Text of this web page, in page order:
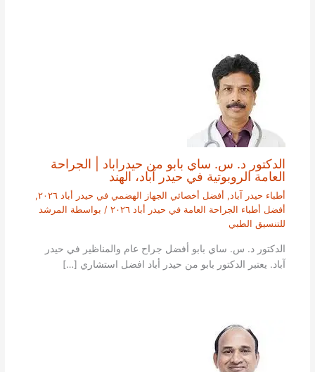
الدكتور د. س. ساي بابو من حيدراباد | الجراحة
العامة الروبوتية في حيدر آباد، الهند
أطباء حيدر آباد , أفضل أخصائي الجهاز الهضمي في حيدر أباد ٢٠٢٦
,
أفضل أطباء الجراحة العامة في حيدر أباد ٢٠٢٦
/ بواسطة المرشد
للتنسيق الطبي
الدكتور د. س. ساي بابو أفضل جراح عام والمناظير في حيدر
آباد. يعتبر الدكتور بابو من حيدر أباد افضل استشاري […]